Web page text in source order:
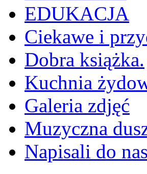
EDUKACJA
Ciekawe i
Dobra książka.
Kuchnia
Galeria zdjęć
Muzyczna
Napisali do nas